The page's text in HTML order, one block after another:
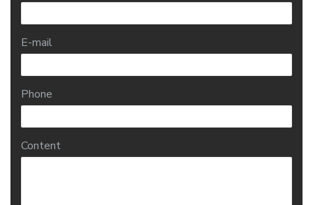
E-mail
Phone
Content